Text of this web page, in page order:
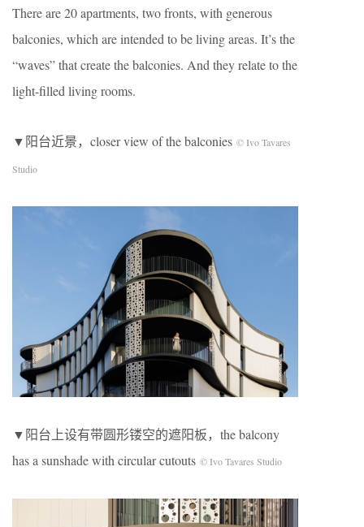
There are 20 apartments, two fronts, with generous
balconies, which are intended to be living areas. It’s the
“waves” that create the balconies. And they relate to the
light-filled living rooms.
▼阳台近景，closer view of the balconies © Ivo Tavares
Studio
▼阳台上设有带圆形镂空的遮阳板，the balcony
has a sunshade with circular cutouts © Ivo Tavares Studio